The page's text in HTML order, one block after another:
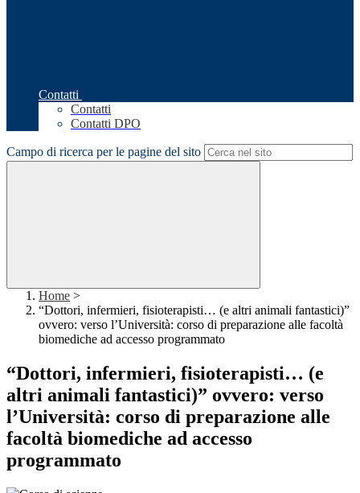
Contatti
Contatti
Contatti DPO
Campo di ricerca per le pagine del sito
Home >
“Dottori, infermieri, fisioterapisti… (e altri animali fantastici)”
ovvero: verso l’Università: corso di preparazione alle facoltà
biomediche ad accesso programmato
“Dottori, infermieri, fisioterapisti… (e
altri animali fantastici)” ovvero: verso
l’Università: corso di preparazione alle
facoltà biomediche ad accesso
programmato